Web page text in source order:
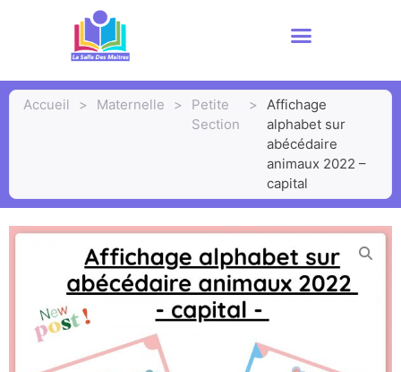
Accueil > Maternelle >
Petite
Section
>
Affichage
alphabet sur
abécédaire
animaux 2022 –
capital